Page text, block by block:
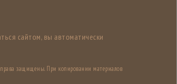
сайтом, вы автоматически
защищены. При копировании материалов